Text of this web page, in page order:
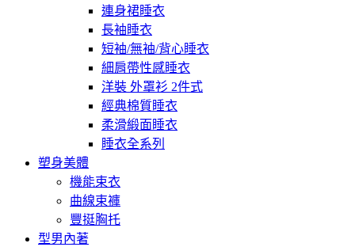
連身裙睡衣
長袖睡衣
短袖/無袖/背心睡衣
細肩帶性感睡衣
洋裝 外罩衫 2件式
經典棉質睡衣
柔滑緞面睡衣
睡衣全系列
塑身美體
機能束衣
曲線束褲
豐挺胸托
型男內著